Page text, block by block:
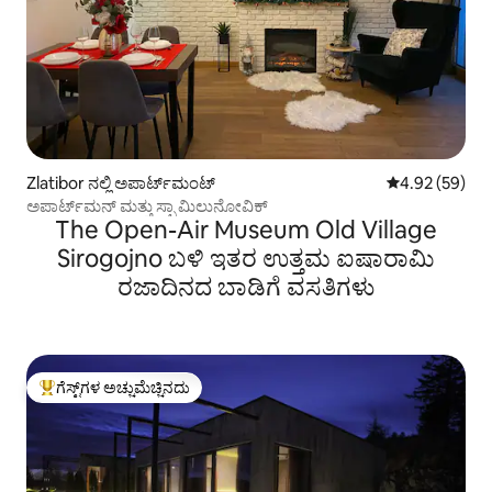
Zlatibor ನಲ್ಲಿ ಅಪಾರ್ಟ್‌ಮಂಟ್ 5 ರಲ್ಲಿ 4.92
4.92 (59)
ಅಪಾರ್ಟ್‌ಮನ್ ಮತ್ತು ಸ್ಪಾ ಮಿಲುನೋವಿಕ್
The Open-Air Museum Old Village
Sirogojno ಬಳಿ ಇತರ ಉತ್ತಮ ಐಷಾರಾಮಿ
ರಜಾದಿನದ ಬಾಡಿಗೆ ವಸತಿಗಳು
ಗೆಸ್ಟ್‌ಗಳಿಗೆ ಅತಿ ಹೆಚ್ಚು ಅಚ್ಚುಮೆಚ್ಚಿನದು
ಗೆಸ್ಟ್‌ಗಳ ಅಚ್ಚುಮೆಚ್ಚಿನದು